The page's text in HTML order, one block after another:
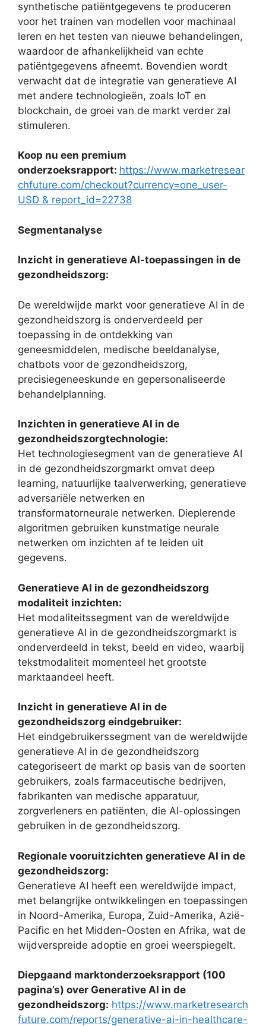
synthetische patiëntgegevens te produceren
voor het trainen van modellen voor machinaal
leren en het testen van nieuwe behandelingen,
waardoor de afhankelijkheid van echte
patiëntgegevens afneemt. Bovendien wordt
verwacht dat de integratie van generatieve AI
met andere technologieën, zoals IoT en
blockchain, de groei van de markt verder zal
stimuleren.
Koop nu een premium
onderzoeksrapport: https://www.marketresear
chfuture.com/checkout?currency=one_user-
USD & report_id=22738
Segmentanalyse
Inzicht in generatieve AI-toepassingen in de
gezondheidszorg:
De wereldwijde markt voor generatieve AI in de
gezondheidszorg is onderverdeeld per
toepassing in de ontdekking van
geneesmiddelen, medische beeldanalyse,
chatbots voor de gezondheidszorg,
precisiegeneeskunde en gepersonaliseerde
behandelplanning.
Inzichten in generatieve AI in de
gezondheidszorgtechnologie:
Het technologiesegment van de generatieve AI
in de gezondheidszorgmarkt omvat deep
learning, natuurlijke taalverwerking, generatieve
adversariële netwerken en
transformatorneurale netwerken. Dieplerende
algoritmen gebruiken kunstmatige neurale
netwerken om inzichten af te leiden uit
gegevens.
Generatieve AI in de gezondheidszorg
modaliteit inzichten:
Het modaliteitssegment van de wereldwijde
generatieve AI in de gezondheidszorgmarkt is
onderverdeeld in tekst, beeld en video, waarbij
tekstmodaliteit momenteel het grootste
marktaandeel heeft.
Inzicht in generatieve AI in de
gezondheidszorg eindgebruiker:
Het eindgebruikerssegment van de wereldwijde
generatieve AI in de gezondheidszorg
categoriseert de markt op basis van de soorten
gebruikers, zoals farmaceutische bedrijven,
fabrikanten van medische apparatuur,
zorgverleners en patiënten, die AI-oplossingen
gebruiken in de gezondheidszorg.
Regionale vooruitzichten generatieve AI in de
gezondheidszorg:
Generatieve AI heeft een wereldwijde impact,
met belangrijke ontwikkelingen en toepassingen
in Noord-Amerika, Europa, Zuid-Amerika, Azië-
Pacific en het Midden-Oosten en Afrika, wat de
wijdverspreide adoptie en groei weerspiegelt.
Diepgaand marktonderzoeksrapport (100
pagina’s) over Generative AI in de
gezondheidszorg: https://www.marketresearch
future.com/reports/generative-ai-in-healthcare-